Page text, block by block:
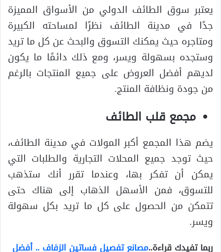
يعتبر سوق الطائف الدولي من الأسواق المميزة
جدًا في مدينة الطائف نظرًا لمساحته الكبيرة
ومتاجره حيث يمكنك التسوق والبحث عن كل ما تريد
وستجده بسهولة ويسر، ومع ذلك دائمًا ما يكون
لديهم أفضل العروض على جميع المنتجات بالرغم
من جودة ونظافة المنتج.
مجمع قلب الطائف
يضم هذا المجمع أكبر المولات في مدينة الطائف،
حيث توجد جميع المحلات التجارية والطلبات التي
يمكن أن تفكر بها، وعندما تقرر أنك ستذهب
للتسوق، فمن الأسهل الذهاب إلى هناك حتى
تتمكن من الحصول على كل ما تريد بكل سهولة
ويسر.
ربما تفيدك قراءة..مصانع تفصيل فساتين الزفاف .. أفضل